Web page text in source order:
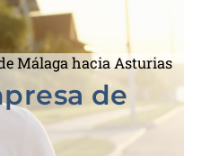
Málaga hacia Asturias
de